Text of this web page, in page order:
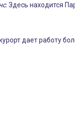
. Здесь находится
дает работу